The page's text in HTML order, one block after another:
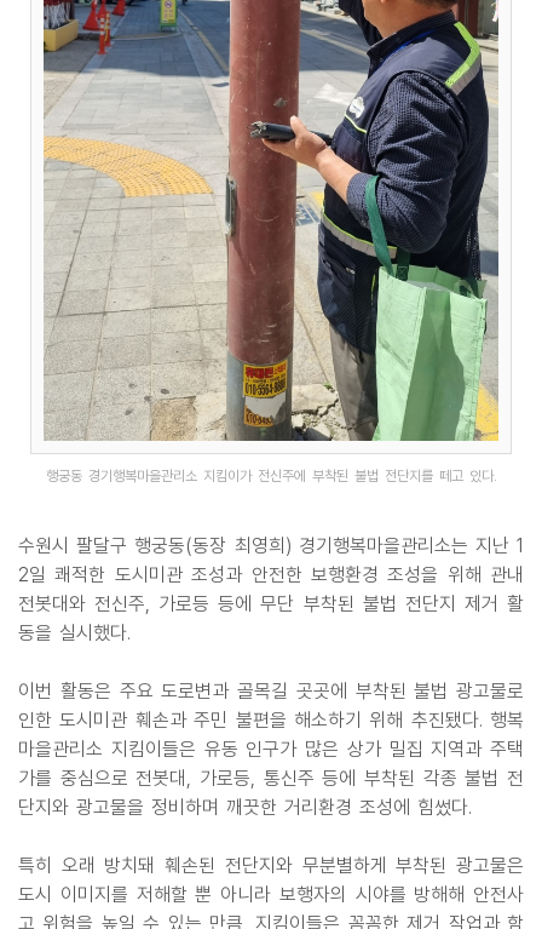
행궁동 경기행복마을관리소 지킴이가 전신주에 부착된 불법 전단지를 떼고 있다.
수원시 팔달구 행궁동(동장 최영희) 경기행복마을관리소는 지난 1
2일 쾌적한 도시미관 조성과 안전한 보행환경 조성을 위해 관내
전봇대와 전신주, 가로등 등에 무단 부착된 불법 전단지 제거 활
동을 실시했다.
이번 활동은 주요 도로변과 골목길 곳곳에 부착된 불법 광고물로
인한 도시미관 훼손과 주민 불편을 해소하기 위해 추진됐다. 행복
마을관리소 지킴이들은 유동 인구가 많은 상가 밀집 지역과 주택
가를 중심으로 전봇대, 가로등, 통신주 등에 부착된 각종 불법 전
단지와 광고물을 정비하며 깨끗한 거리환경 조성에 힘썼다.
특히 오래 방치돼 훼손된 전단지와 무분별하게 부착된 광고물은
도시 이미지를 저해할 뿐 아니라 보행자의 시야를 방해해 안전사
고 위험을 높일 수 있는 만큼, 지킴이들은 꼼꼼한 제거 작업과 함